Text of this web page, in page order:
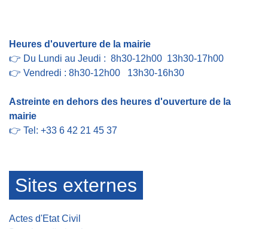
Heures d'ouverture de la mairie
👉 Du Lundi au Jeudi : 8h30-12h00 13h30-17h00
👉 Vendredi : 8h30-12h00 13h30-16h30
Astreinte en dehors des heures d'ouverture de la
mairie
👉 Tel: +33 6 42 21 45 37
Sites externes
Actes d'Etat Civil